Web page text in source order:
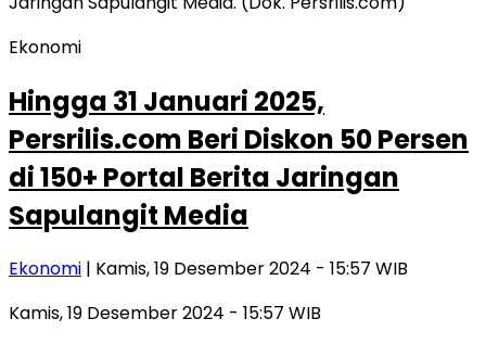
Ekonomi
Hingga 31 Januari 2025,
Persrilis.com Beri Diskon 50 Persen
di 150+ Portal Berita Jaringan
Sapulangit Media
Ekonomi | Kamis, 19 Desember 2024 - 15:57 WIB
Kamis, 19 Desember 2024 - 15:57 WIB